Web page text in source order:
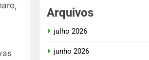
Arquivos
julho 2026
junho 2026